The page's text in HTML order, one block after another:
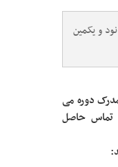
و یکمین
دوره می
تماس حاصل